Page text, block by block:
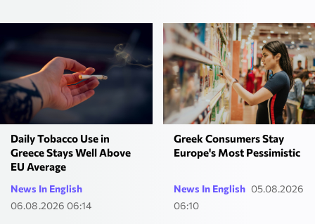
Daily Tobacco Use in
Greece Stays Well Above
EU Average
News In English
06.08.2026 06:14
Greek Consumers Stay
Europe's Most Pessimistic
News In English 05.08.2026
06:10